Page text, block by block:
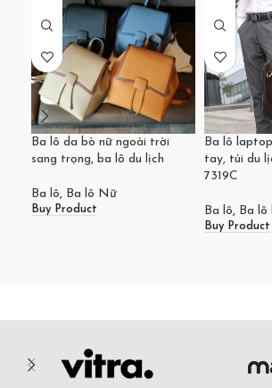
Ba lô da bò nữ ngoài trời
sang trọng, ba lô du lịch
Ba lô, Ba lô Nữ
Buy Product
Ba lô
tay, túi du
7319C
Ba lô, Ba lô
Buy Product